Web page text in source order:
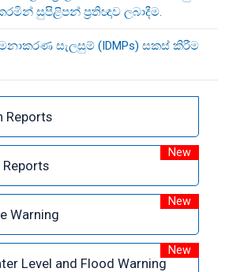
සුපිළිපන් ප්‍රතිඥාව ලබාදීම.
සැලසුම් (IDMPs) සකස් කිරීම
Reports
New
Warning
New
Level and Flood Warning
New